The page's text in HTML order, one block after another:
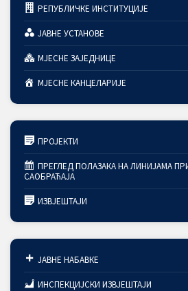
РЕПУБЛИЧКЕ ИНСТИТУЦИЈЕ
ЈАВНЕ УСТАНОВЕ
МЈЕСНЕ ЗАЈЕДНИЦЕ
МЈЕСНЕ КАНЦЕЛАРИЈЕ
ПРОЈЕКТИ
ПРЕГЛЕД ПОЛАЗАКА НА ЛИНИЈАМА
САОБРАЋАЈА
ИЗВЈЕШТАЈИ
ЈАВНЕ НАБАВКЕ
ИНСПЕКЦИЈСКИ ИЗВЈЕШТАЈИ